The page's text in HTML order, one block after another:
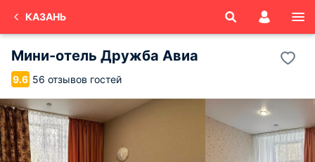
КАЗАНЬ
Мини-отель Дружба Авиа
9.6 56 отзывов гостей